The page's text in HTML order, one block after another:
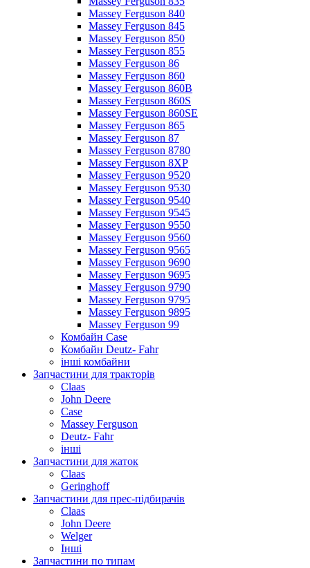
Massey Ferguson 840
Massey Ferguson 845
Massey Ferguson 850
Massey Ferguson 855
Massey Ferguson 86
Massey Ferguson 860
Massey Ferguson 860B
Massey Ferguson 860S
Massey Ferguson 860SE
Massey Ferguson 865
Massey Ferguson 87
Massey Ferguson 8780
Massey Ferguson 8XP
Massey Ferguson 9520
Massey Ferguson 9530
Massey Ferguson 9540
Massey Ferguson 9545
Massey Ferguson 9550
Massey Ferguson 9560
Massey Ferguson 9565
Massey Ferguson 9690
Massey Ferguson 9695
Massey Ferguson 9790
Massey Ferguson 9795
Massey Ferguson 9895
Massey Ferguson 99
Комбайн Case
Комбайн Deutz- Fahr
інші комбайни
Запчастини для тракторів
Claas
John Deere
Case
Massey Ferguson
Deutz- Fahr
інші
Запчастини для жаток
Claas
Geringhoff
Запчастини для прес-підбирачів
Claas
John Deere
Welger
Інші
Запчастини по типам